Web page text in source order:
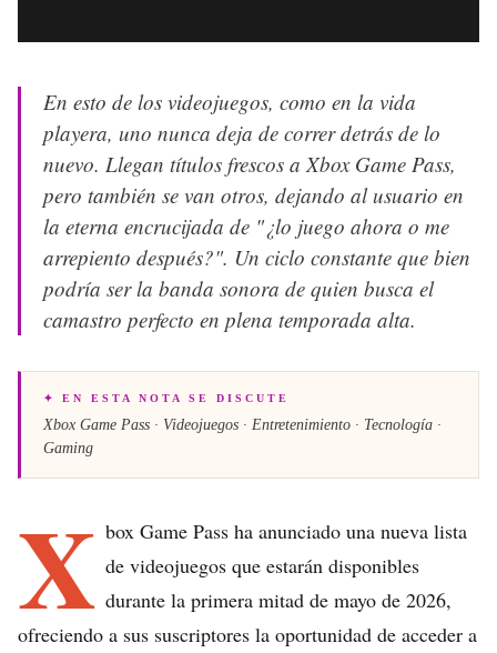
En esto de los videojuegos, como en la vida
playera, uno nunca deja de correr detrás de lo
nuevo. Llegan títulos frescos a Xbox Game Pass,
pero también se van otros, dejando al usuario en
la eterna encrucijada de "¿lo juego ahora o me
arrepiento después?". Un ciclo constante que bien
podría ser la banda sonora de quien busca el
camastro perfecto en plena temporada alta.
✦ EN ESTA NOTA SE DISCUTE
Xbox Game Pass · Videojuegos · Entretenimiento · Tecnología ·
Gaming
X box Game Pass ha anunciado una nueva lista
de videojuegos que estarán disponibles
durante la primera mitad de mayo de 2026,
ofreciendo a sus suscriptores la oportunidad de acceder a